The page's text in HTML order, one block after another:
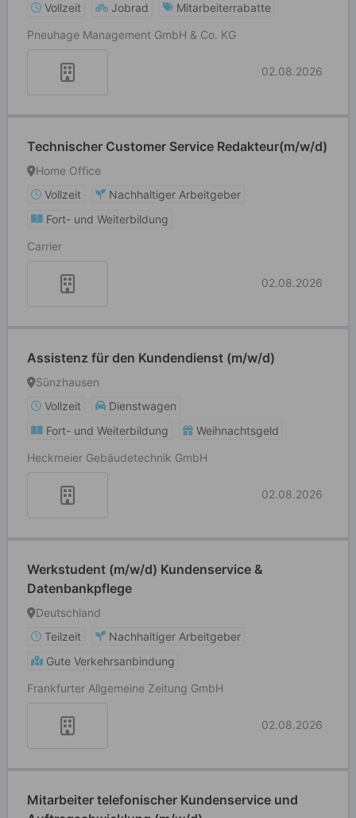
Vollzeit
Jobrad
Mitarbeiterrabatte
Pneuhage Management GmbH & Co. KG
02.08.2026
Technischer Customer Service Redakteur(m/w/d)
Home Office
Vollzeit
Nachhaltiger Arbeitgeber
Fort- und Weiterbildung
Carrier
02.08.2026
Assistenz für den Kundendienst (m/w/d)
Sünzhausen
Vollzeit
Dienstwagen
Fort- und Weiterbildung
Weihnachtsgeld
Heckmeier Gebäudetechnik GmbH
02.08.2026
Werkstudent (m/w/d) Kundenservice &
Datenbankpflege
Deutschland
Teilzeit
Nachhaltiger Arbeitgeber
Gute Verkehrsanbindung
Frankfurter Allgemeine Zeitung GmbH
02.08.2026
Mitarbeiter telefonischer Kundenservice und